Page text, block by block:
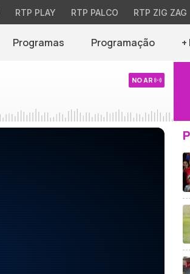
RTP PLAY RTP PALCO RTP ZIG ZAG
Programas Programação
NO AR